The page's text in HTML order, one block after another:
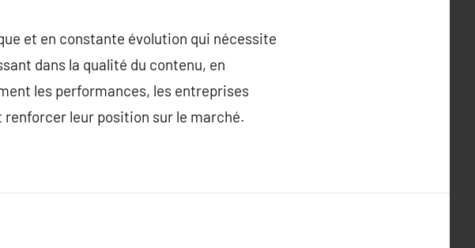
et en constante évolution qui nécessite
dans la qualité du contenu, en
les performances, les entreprises
leur position sur le marché.